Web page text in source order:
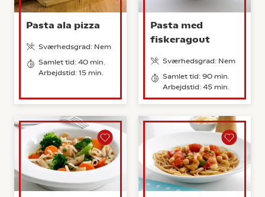
Pasta ala pizza
Sværhedsgrad: Nem
Samlet tid: 40 min.
Arbejdstid: 15 min.
Pasta med
fiskeragout
Sværhedsgrad: Nem
Samlet tid: 90 min.
Arbejdstid: 45 min.